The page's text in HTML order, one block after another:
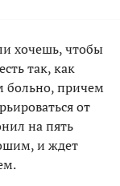
хочешь, чтобы
так, как
больно, причем
от
на пять
и ждет